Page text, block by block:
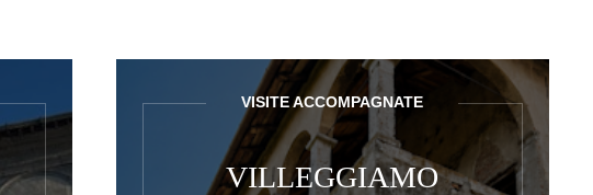
VISITE ACCOMPAGNATE
VILLEGGIAMO